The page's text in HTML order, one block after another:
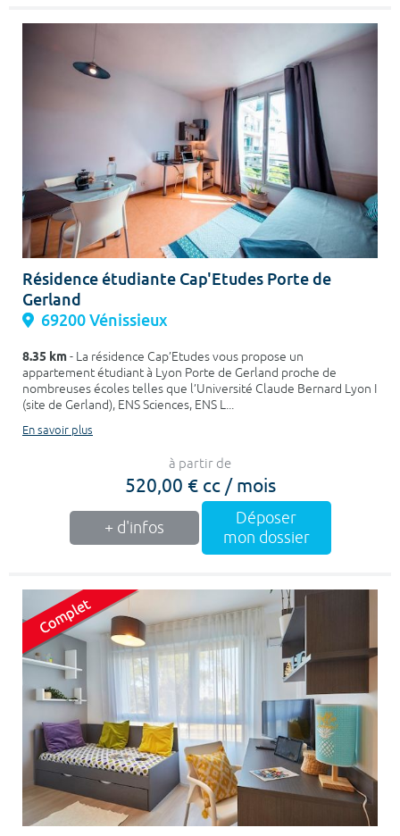
Résidence étudiante Cap'Etudes Porte de
Gerland
69200 Vénissieux
8.35 km- La résidence Cap’Etudes vous propose un
appartement étudiant à Lyon Porte de Gerland proche de
nombreuses écoles telles que l’Université Claude Bernard Lyon I
(site de Gerland), ENS Sciences, ENS L...
En savoir plus
à partir de
520,00 € cc / mois
+ d'infos
Déposer
mon dossier